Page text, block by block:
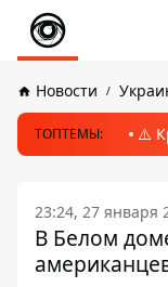
Новости
ТОПТЕМЫ: ⚠️
23:24, 27 января
В Белом